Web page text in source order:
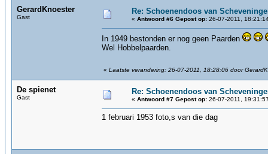
GerardKnoester
Gast
Re: Schoenendoos van
« Antwoord #6 Gepost op: 26-07-2011,
In 1949 bestonden er nog geen Paarden
Wel Hobbelpaarden.
« Laatste verandering: 26-07-2011, 18:28:06 door
De spienet
Gast
Re: Schoenendoos van
« Antwoord #7 Gepost op: 26-07-2011,
1 februari 1953 foto,s van die dag